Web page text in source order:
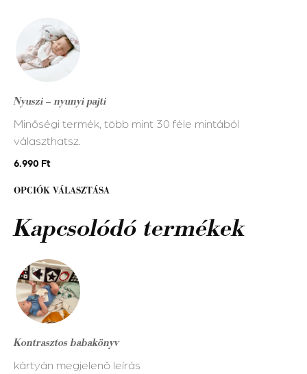
Nyuszi – nyunyi pajti
Minőségi termék, több mint 30 féle mintából
választhatsz.
6.990 Ft
OPCIÓK VÁLASZTÁSA
Ennek
terméknek
több
van.
A
változatok
a
választhatók
Kapcsolódó termékek
Kontrasztos babakönyv
kártyán megjelenő leírás